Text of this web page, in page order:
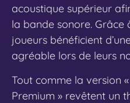
acoustique supérieur
la bande sonore. Grâce
joueurs bénéficient
agréable lors de leurs
Tout comme la version
Premium » revêtent un